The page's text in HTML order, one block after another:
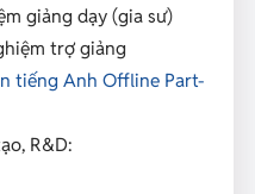
giảng dạy (gia sư)
trợ giảng
tiếng Anh Offline Part-
R&D: